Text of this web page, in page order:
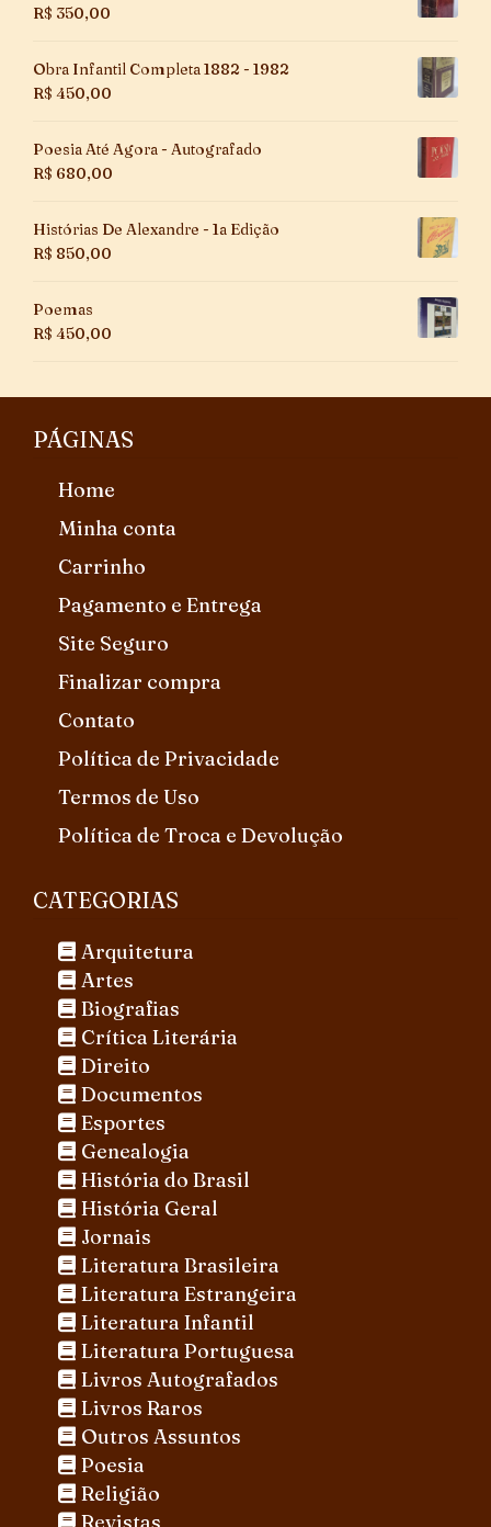
R$ 350,00
Obra Infantil Completa 1882 - 1982
R$ 450,00
Poesia Até Agora - Autografado
R$ 680,00
Histórias De Alexandre - 1a Edição
R$ 850,00
Poemas
R$ 450,00
PÁGINAS
Home
Minha conta
Carrinho
Pagamento e Entrega
Site Seguro
Finalizar compra
Contato
Política de Privacidade
Termos de Uso
Política de Troca e Devolução
CATEGORIAS
Arquitetura
Artes
Biografias
Crítica Literária
Direito
Documentos
Esportes
Genealogia
História do Brasil
História Geral
Jornais
Literatura Brasileira
Literatura Estrangeira
Literatura Infantil
Literatura Portuguesa
Livros Autografados
Livros Raros
Outros Assuntos
Poesia
Religião